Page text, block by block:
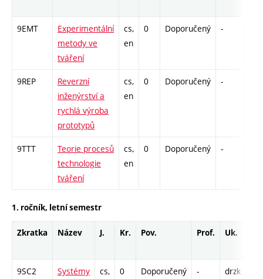
9EMT
Experimentální
metody ve
tváření
cs,
en
0 Doporučený -
9REP
Reverzní
inženýrství a
rychlá výroba
prototypů
cs,
en
0 Doporučený -
9TTT
Teorie procesů
technologie
tváření
cs,
en
0 Doporučený -
1. ročník, letní semestr
Zkratka Název J. Kr. Pov. Prof. Uk.
9SC2
Systémy
cs,
0 Doporučený - drzk